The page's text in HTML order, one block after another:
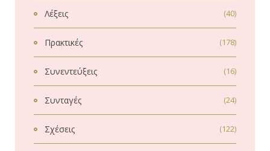
Λέξεις (40)
Πρακτικές (178)
Συνεντεύξεις (16)
Συνταγές (24)
Σχέσεις (122)